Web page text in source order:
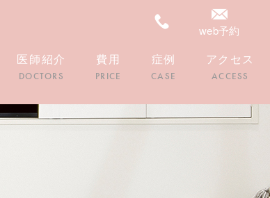
web予約
医師紹介
DOCTORS
費用
PRICE
症例
CASE
アクセス
ACCESS